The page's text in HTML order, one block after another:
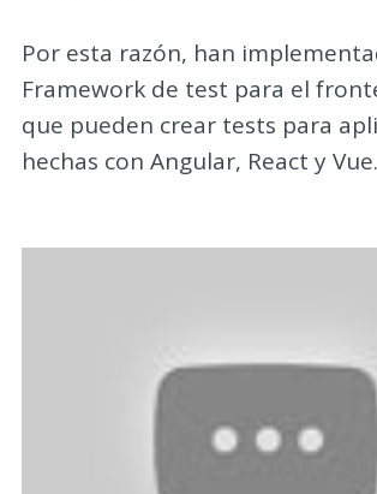
Por esta razón, han
Framework de test para el
que pueden crear tests para
hechas con Angular, React y Vue.